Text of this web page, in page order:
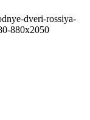
dveri-rossiya-
880x2050